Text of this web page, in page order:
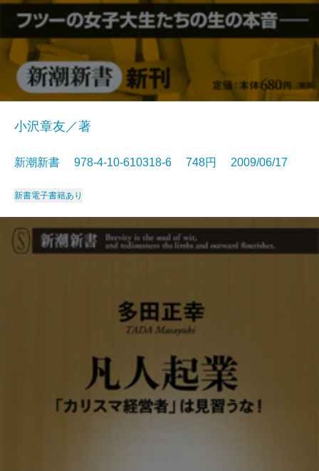
小沢章友／著
新潮新書 978-4-10-610318-6 748円 2009/06/17
新書電子書籍あり